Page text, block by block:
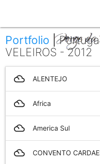
Portfolio |
VELEIROS - 2012
filter_drama ALENTEJO
filter_drama Africa
filter_drama America Sul
filter_drama CONVENTO